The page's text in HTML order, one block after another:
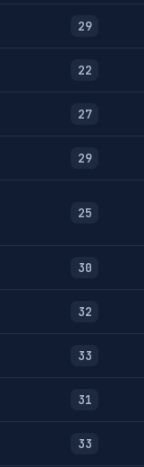
29
22
27
29
25
30
32
33
31
33